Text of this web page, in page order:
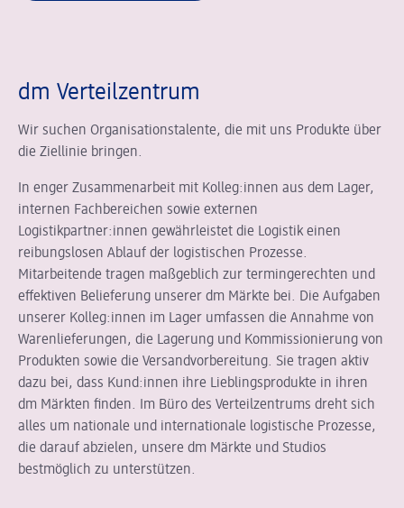
dm Verteilzentrum
Wir suchen Organisationstalente, die mit uns Produkte über
die Ziellinie bringen.
In enger Zusammenarbeit mit Kolleg:innen aus dem Lager,
internen Fachbereichen sowie externen
Logistikpartner:innen gewährleistet die Logistik einen
reibungslosen Ablauf der logistischen Prozesse.
Mitarbeitende tragen maßgeblich zur termingerechten und
effektiven Belieferung unserer dm Märkte bei. Die Aufgaben
unserer Kolleg:innen im Lager umfassen die Annahme von
Warenlieferungen, die Lagerung und Kommissionierung von
Produkten sowie die Versandvorbereitung. Sie tragen aktiv
dazu bei, dass Kund:innen ihre Lieblingsprodukte in ihren
dm Märkten finden. Im Büro des Verteilzentrums dreht sich
alles um nationale und internationale logistische Prozesse,
die darauf abzielen, unsere dm Märkte und Studios
bestmöglich zu unterstützen.